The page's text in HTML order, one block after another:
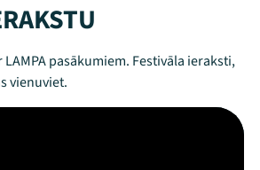
Festivāls
Programma
pasākumiem. Festivāla ieraksti,
vienuviet.